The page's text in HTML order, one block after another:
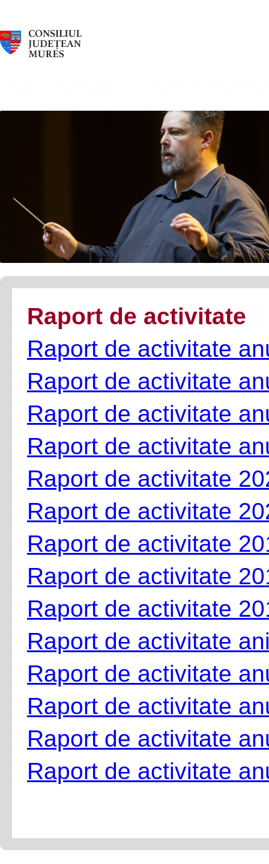
INTEGRITATE INSTITUȚIONALĂ
Raport de activitate
Raport de activitate
Raport de activitate
Raport de activitate
Raport de activitate
Raport de activitate
Raport de activitate
Raport de activitate
Raport de activitate
Raport de activitate
Raport de activitate
Raport de activitate
Raport de activitate
Raport de activitate
Raport de activitate